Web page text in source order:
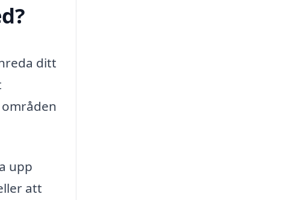
ditt
upp
att